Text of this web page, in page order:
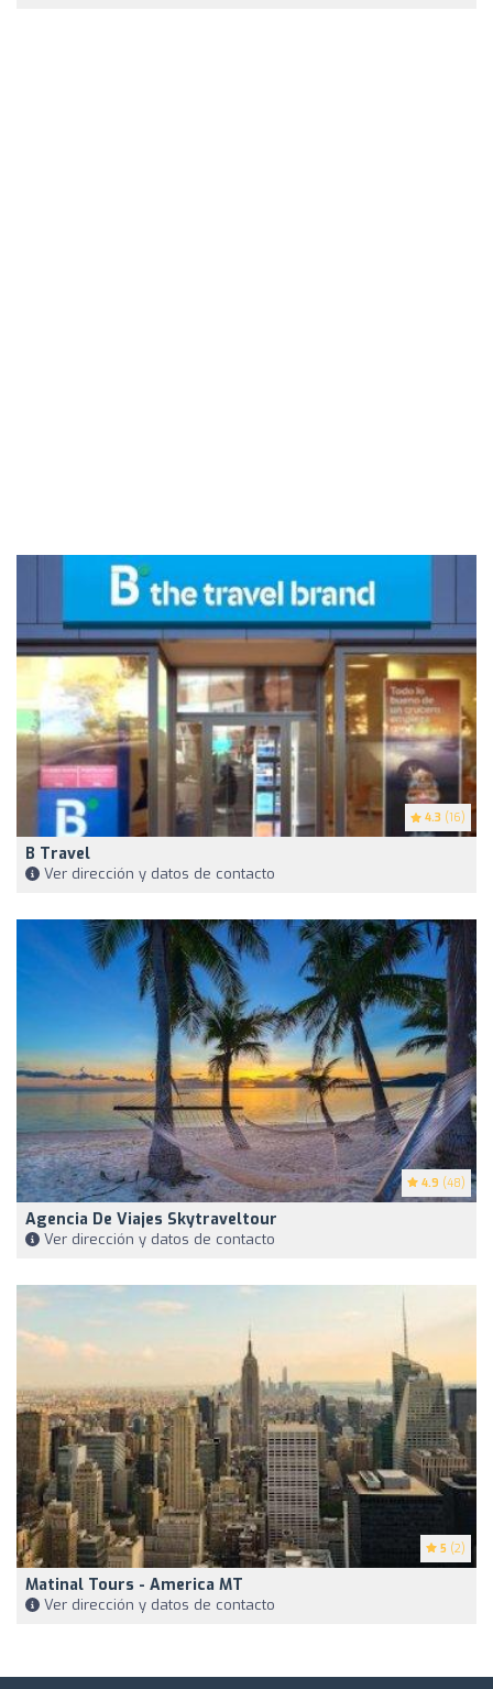
4.3 (16)
B Travel
Ver dirección y datos de contacto
4.9 (48)
Agencia De Viajes Skytraveltour
Ver dirección y datos de contacto
5 (2)
Matinal Tours - America MT
Ver dirección y datos de contacto